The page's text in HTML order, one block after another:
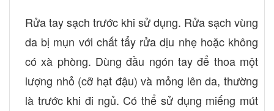
Rửa tay sạch trước khi sử dụng. Rửa sạch vùng
da bị mụn với chất tẩy rửa dịu nhẹ hoặc không
có xà phòng. Dùng đầu ngón tay để thoa một
lượng nhỏ (cỡ hạt đậu) và mỏng lên da, thường
là trước khi đi ngủ. Có thể sử dụng miếng mút